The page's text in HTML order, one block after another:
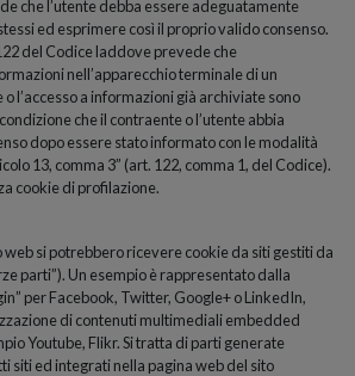
che l’utente debba essere adeguatamente
ed esprimere così il proprio valido consenso.
del Codice laddove prevede che
nell’apparecchio terminale di un
l’accesso a informazioni già archiviate sono
che il contraente o l’utente abbia
dopo essere stato informato con le modalità
13, comma 3” (art. 122, comma 1, del Codice).
cookie di profilazione.
si potrebbero ricevere cookie da siti gestiti da
parti”). Un esempio è rappresentato dalla
per Facebook, Twitter, Google+ o LinkedIn,
di contenuti multimediali embedded
Youtube, Flikr. Si tratta di parti generate
siti ed integrati nella pagina web del sito